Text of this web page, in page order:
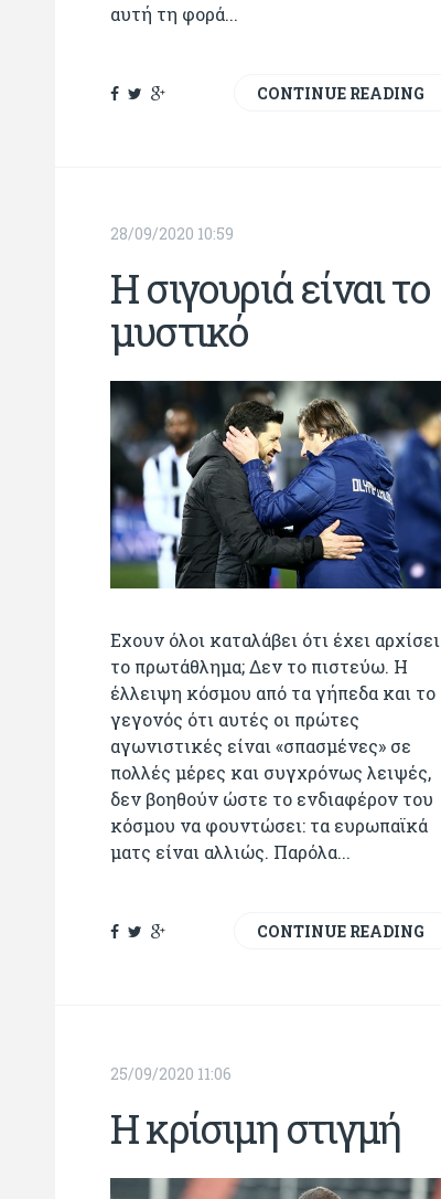
αυτή τη φορά...
CONTINUE READING
28/09/2020 10:59
Η σιγουριά είναι το
μυστικό
Εχουν όλοι καταλάβει ότι έχει αρχίσει
το πρωτάθλημα; Δεν το πιστεύω. Η
έλλειψη κόσμου από τα γήπεδα και το
γεγονός ότι αυτές οι πρώτες
αγωνιστικές είναι «σπασμένες» σε
πολλές μέρες και συγχρόνως λειψές,
δεν βοηθούν ώστε το ενδιαφέρον του
κόσμου να φουντώσει: τα ευρωπαϊκά
ματς είναι αλλιώς. Παρόλα...
CONTINUE READING
25/09/2020 11:06
Η κρίσιμη στιγμή